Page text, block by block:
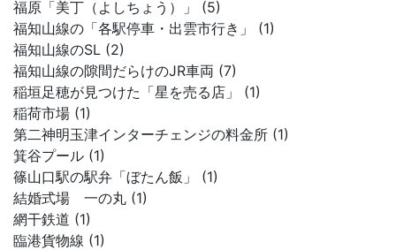
福原「美丁（よしちょう）」 (5)
福知山線の「各駅停車・出雲市行き」 (1)
福知山線のSL (2)
福知山線の隙間だらけのJR車両 (7)
稲垣足穂が見つけた「星を売る店」 (1)
稲荷市場 (1)
第二神明玉津インターチェンジの料金所 (1)
箕谷プール (1)
篠山口駅の駅弁「ぼたん飯」 (1)
結婚式場 一の丸 (1)
網干鉄道 (1)
臨港貨物線 (1)